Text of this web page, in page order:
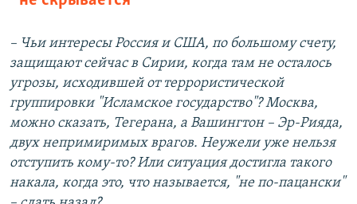
– Чьи интересы Россия и США, по большому счету,
защищают сейчас в Сирии, когда там не осталось
угрозы, исходившей от террористической
группировки "Исламское государство"? Москва,
можно сказать, Тегерана, а Вашингтон – Эр-Рияда,
двух непримиримых врагов. Неужели уже нельзя
отступить кому-то? Или ситуация достигла такого
накала, когда это, что называется, "не по-пацански"